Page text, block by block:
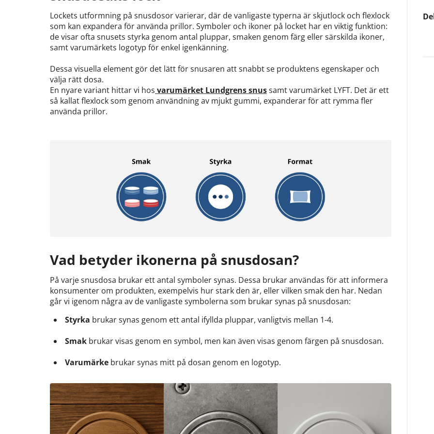
Lockets utformning på snusdosor varierar, där de vanligaste typerna är skjutlock och flexlock
som kan expandera för använda prillor. Symboler och ikoner på locket har en viktig funktion:
de visar ofta snusets styrka genom antal pluppar, smaken genom färg eller särskilda ikoner,
samt varumärkets logotyp för enkel igenkänning.
Dessa visuella element gör det lätt för snusaren att snabbt se produktens egenskaper och
välja rätt dosa.
En nyare variant hittar vi hos varumärket Lundgrens snussamt varumärket LYFT. Det är ett
så kallat flexlock som genom användning av mjukt gummi, expanderar för att rymma fler
använda prillor.
Vad betyder ikonerna på snusdosan?
På varje snusdosa brukar ett antal symboler synas. Dessa brukar användas för att informera
konsumenter om produkten, exempelvis hur stark den är, eller vilken smak den har. Nedan
går vi igenom några av de vanligaste symbolerna som brukar synas på snusdosan:
Styrka brukar synas genom ett antal ifyllda pluppar, vanligtvis mellan 1-4.
Smak brukar visas genom en symbol, men kan även visas genom färgen på snusdosan.
Varumärke brukar synas mitt på dosan genom en logotyp.